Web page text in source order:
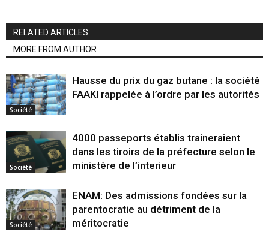
RELATED ARTICLES
MORE FROM AUTHOR
Société
Hausse du prix du gaz butane : la société
FAAKI rappelée à l’ordre par les autorités
Société
4000 passeports établis traineraient
dans les tiroirs de la préfecture selon le
ministère de l’interieur
Société
ENAM: Des admissions fondées sur la
parentocratie au détriment de la
méritocratie